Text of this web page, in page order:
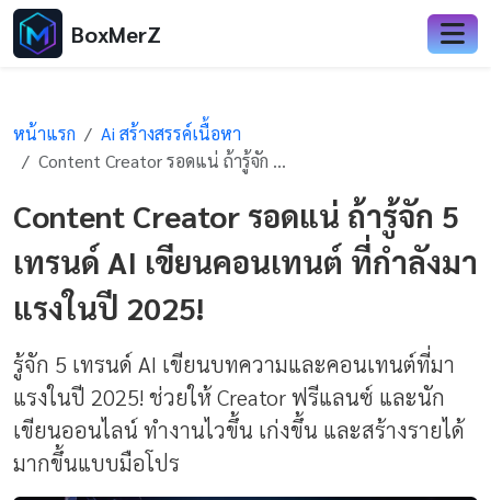
BoxMerZ
หน้าแรก
Ai สร้างสรรค์เนื้อหา
Content Creator รอดแน่ ถ้ารู้จัก 5 เทรนด์ AI เขียนคอนเทนต์ ที่กำลังมาแรงในปี 2025!
Content Creator รอดแน่ ถ้ารู้จัก 5
เทรนด์ AI เขียนคอนเทนต์ ที่กำลังมา
แรงในปี 2025!
รู้จัก 5 เทรนด์ AI เขียนบทความและคอนเทนต์ที่มา
แรงในปี 2025! ช่วยให้ Creator ฟรีแลนซ์ และนัก
เขียนออนไลน์ ทำงานไวขึ้น เก่งขึ้น และสร้างรายได้
มากขึ้นแบบมือโปร